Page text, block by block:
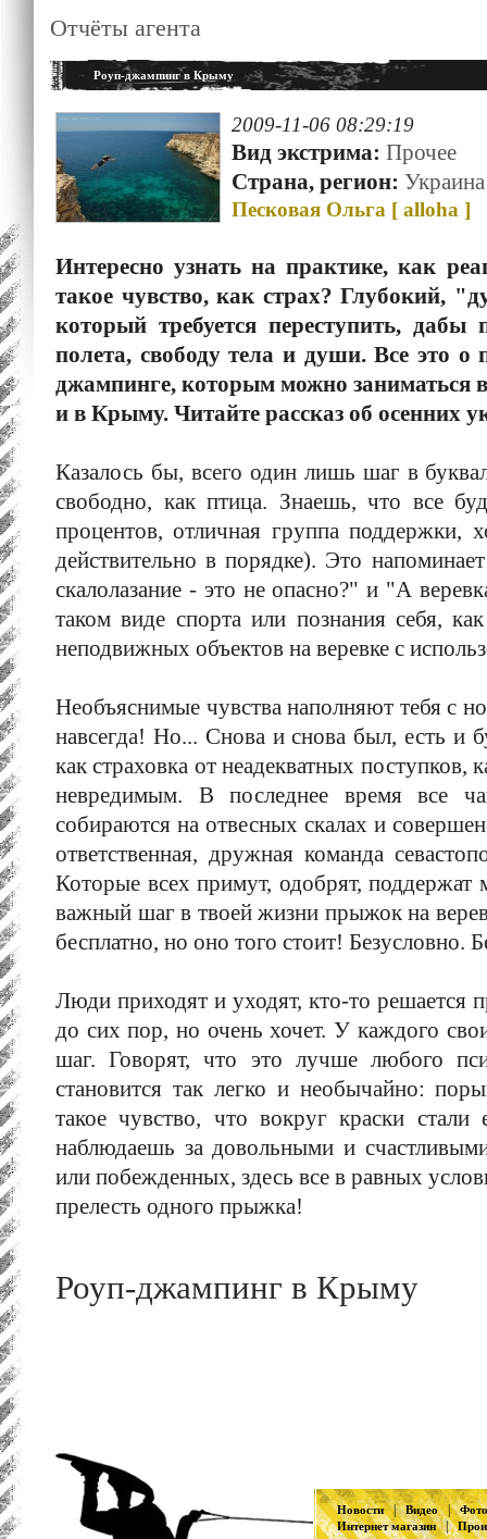
Отчёты агента
Роуп-джампинг в Крыму
2009-11-06 08:29:19
Вид экстрима: Прочее
Страна, регион: Украина
Песковая Ольга [ alloha ]
Интересно узнать на практике, как
такое чувство, как страх? Глубокий,
который требуется переступить, дабы
полета, свободу тела и души. Все это
джампинге, которым можно заниматься
и в Крыму. Читайте рассказ об осенних
Казалось бы, всего один лишь шаг в
свободно, как птица. Знаешь, что все
процентов, отличная группа поддержки,
действительно в порядке). Это
скалолазание - это не опасно?" и "А
таком виде спорта или познания себя,
неподвижных объектов на веревке с
Необъяснимые чувства наполняют тебя с
навсегда! Но... Снова и снова был, есть и
как страховка от неадекватных поступков,
невредимым. В последнее время все
собираются на отвесных скалах и
ответственная, дружная команда
Которые всех примут, одобрят,
важный шаг в твоей жизни прыжок на
бесплатно, но оно того стоит! Безусловно.
Люди приходят и уходят, кто-то решается
до сих пор, но очень хочет. У каждого
шаг. Говорят, что это лучше любого
становится так легко и необычайно:
такое чувство, что вокруг краски
наблюдаешь за довольными и
или побежденных, здесь все в равных
прелесть одного прыжка!
Роуп-джампинг в Крыму
Новости|Видео|
Интернет магазин|